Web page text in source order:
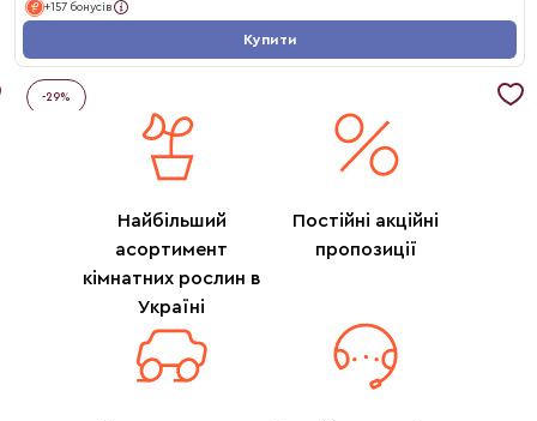
+157 бонусів
Купити
-29%
Найбільший
асортимент
кімнатних рослин в
Україні
Постійні акційні
пропозиції